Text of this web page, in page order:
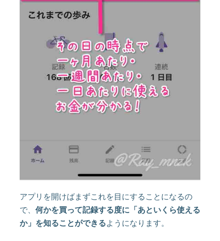
アプリを開けばまずこれを目にすることになるの
で、 何かを買って記録する度に「あといくら使える
か」を知ることができるようになります。